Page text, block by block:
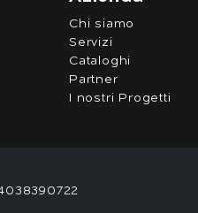
Chi siamo
Servizi
Cataloghi
Partner
I nostri Progetti